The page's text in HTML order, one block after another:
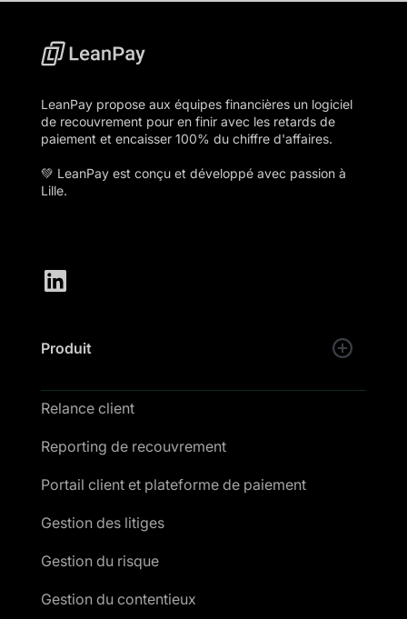
LeanPay propose aux équipes financières un logiciel
de recouvrement pour en finir avec les retards de
paiement et encaisser 100% du chiffre d'affaires.
💚 LeanPay est conçu et développé avec passion à
Lille.
Produit
Relance client
Reporting de recouvrement
Portail client et plateforme de paiement
Gestion des litiges
Gestion du risque
Gestion du contentieux